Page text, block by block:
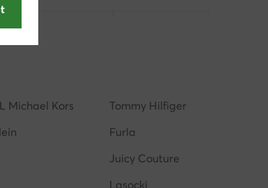
Michael Kors
Tommy Hilfiger
Furla
Juicy Couture
Lasocki